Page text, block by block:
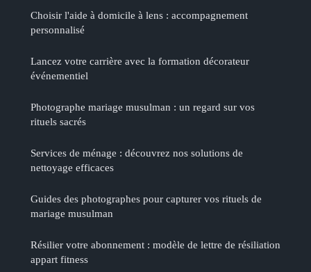
Choisir l'aide à domicile à lens : accompagnement
personnalisé
Lancez votre carrière avec la formation décorateur
événementiel
Photographe mariage musulman : un regard sur vos
rituels sacrés
Services de ménage : découvrez nos solutions de
nettoyage efficaces
Guides des photographes pour capturer vos rituels de
mariage musulman
Résilier votre abonnement : modèle de lettre de résiliation
appart fitness